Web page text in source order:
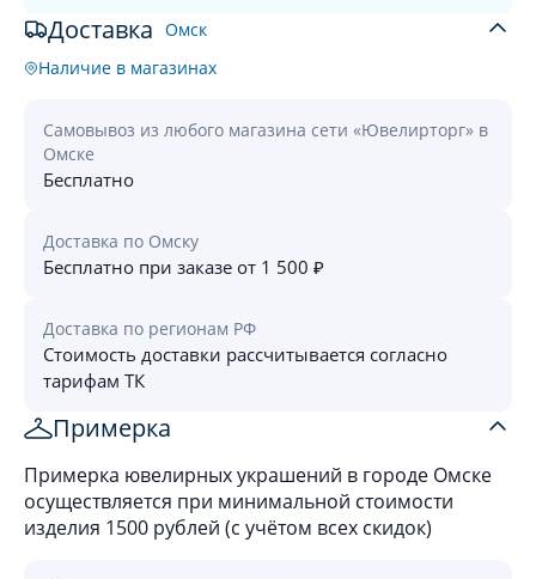
Доставка Омск
Наличие в магазинах
Самовывоз из любого магазина сети «Ювелирторг» в
Омске
Бесплатно
Доставка по Омску
Бесплатно при заказе от 1 500 ₽
Доставка по регионам РФ
Стоимость доставки рассчитывается согласно
тарифам ТК
Примерка
Примерка ювелирных украшений в городе Омске
осуществляется при минимальной стоимости
изделия 1500 рублей (с учётом всех скидок)